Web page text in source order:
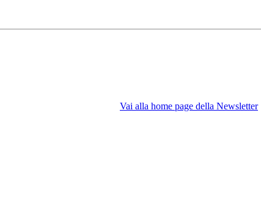
Vai alla home page della Newsletter